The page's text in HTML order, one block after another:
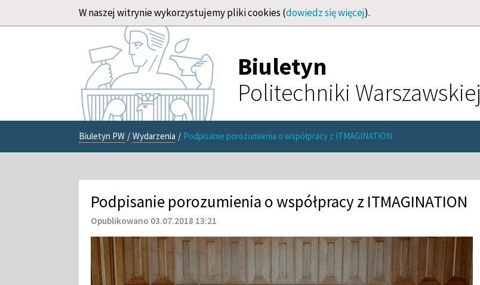
W naszej witrynie wykorzystujemy pliki cookies (dowiedz się więcej).
Biuletyn
Politechniki Warszawskiej
Biuletyn PW / Wydarzenia / Podpisanie porozumienia o współpracy z ITMAGINATION
Podpisanie porozumienia o współpracy z ITMAGINATION
Opublikowano 03.07.2018 13:21